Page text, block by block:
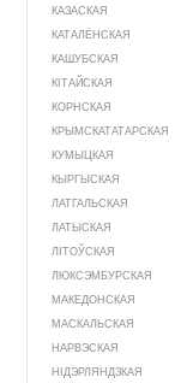
КАЗАСКАЯ
КАТАЛЁНСКАЯ
КАШУБСКАЯ
КІТАЙСКАЯ
КОРНСКАЯ
КРЫМСКАТАТАРСКАЯ
КУМЫЦКАЯ
КЫРГЫСКАЯ
ЛАТГАЛЬСКАЯ
ЛАТЫСКАЯ
ЛІТОЎСКАЯ
ЛЮКСЭМБУРСКАЯ
МАКЕДОНСКАЯ
МАСКАЛЬСКАЯ
НАРВЭСКАЯ
НІДЭРЛЯНДЗКАЯ